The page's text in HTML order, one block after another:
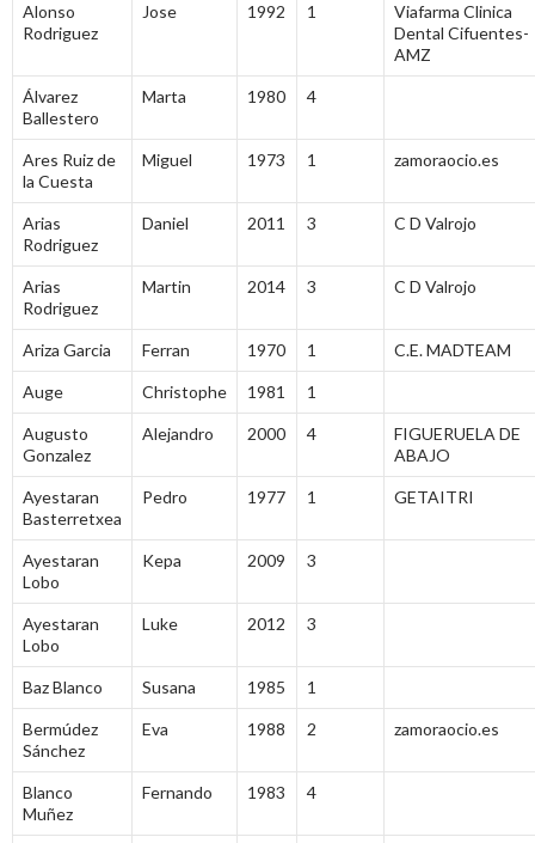
Alonso
Rodriguez
Jose 1992 1
Viafarma Clinica
Dental Cifuentes-
AMZ
Álvarez
Ballestero
Marta 1980 4
Ares Ruiz de
la Cuesta
Miguel 1973 1 zamoraocio.es
Arias
Rodriguez
Daniel 2011 3 C D Valrojo
Arias
Rodriguez
Martin 2014 3 C D Valrojo
Ariza Garcia Ferran 1970 1 C.E. MADTEAM
Auge Christophe 1981 1
Augusto
Gonzalez
Alejandro 2000 4
FIGUERUELA DE
ABAJO
Ayestaran
Basterretxea
Pedro 1977 1 GETAITRI
Ayestaran
Lobo
Kepa 2009 3
Ayestaran
Lobo
Luke 2012 3
Baz Blanco Susana 1985 1
Bermúdez
Sánchez
Eva 1988 2 zamoraocio.es
Blanco
Muñez
Fernando 1983 4